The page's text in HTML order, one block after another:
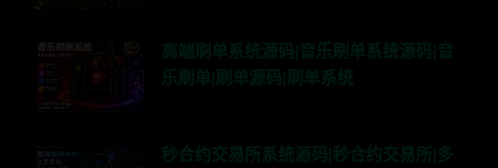
高端刷单系统源码|音乐刷单系统源码|音
乐刷单|刷单源码|刷单系统
秒合约交易所系统源码|秒合约交易所|多